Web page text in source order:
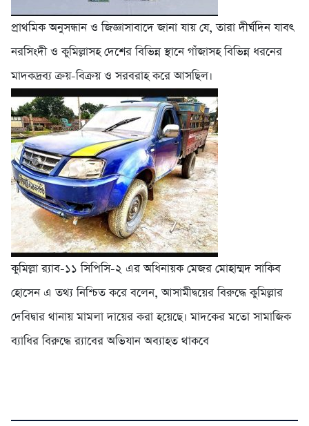
প্রাথমিক অনুসন্ধান ও জিজ্ঞাসাবাদে জানা যায় যে, তারা দীর্ঘদিন যাবৎ
নরসিংদী ও কুমিল্লাসহ দেশের বিভিন্ন স্থানে গাঁজাসহ বিভিন্ন ধরনের
মাদকদ্রব্য ক্রয়-বিক্রয় ও সরবরাহ করে আসছিল।
কুমিল্লা র‌্যাব-১১ সিপিসি-২ এর অধিনায়ক মেজর মোহাম্মদ সাকিব
হোসেন এ তথ্য নিশ্চিত করে বলেন, আসামীদ্বয়ের বিরুদ্ধে কুমিল্লার
দেবিদ্বার থানায় মামলা দায়ের করা হয়েছে। মাদকের মতো সামাজিক
ব্যাধির বিরুদ্ধে র‌্যাবের অভিযান অব্যাহত থাকবে